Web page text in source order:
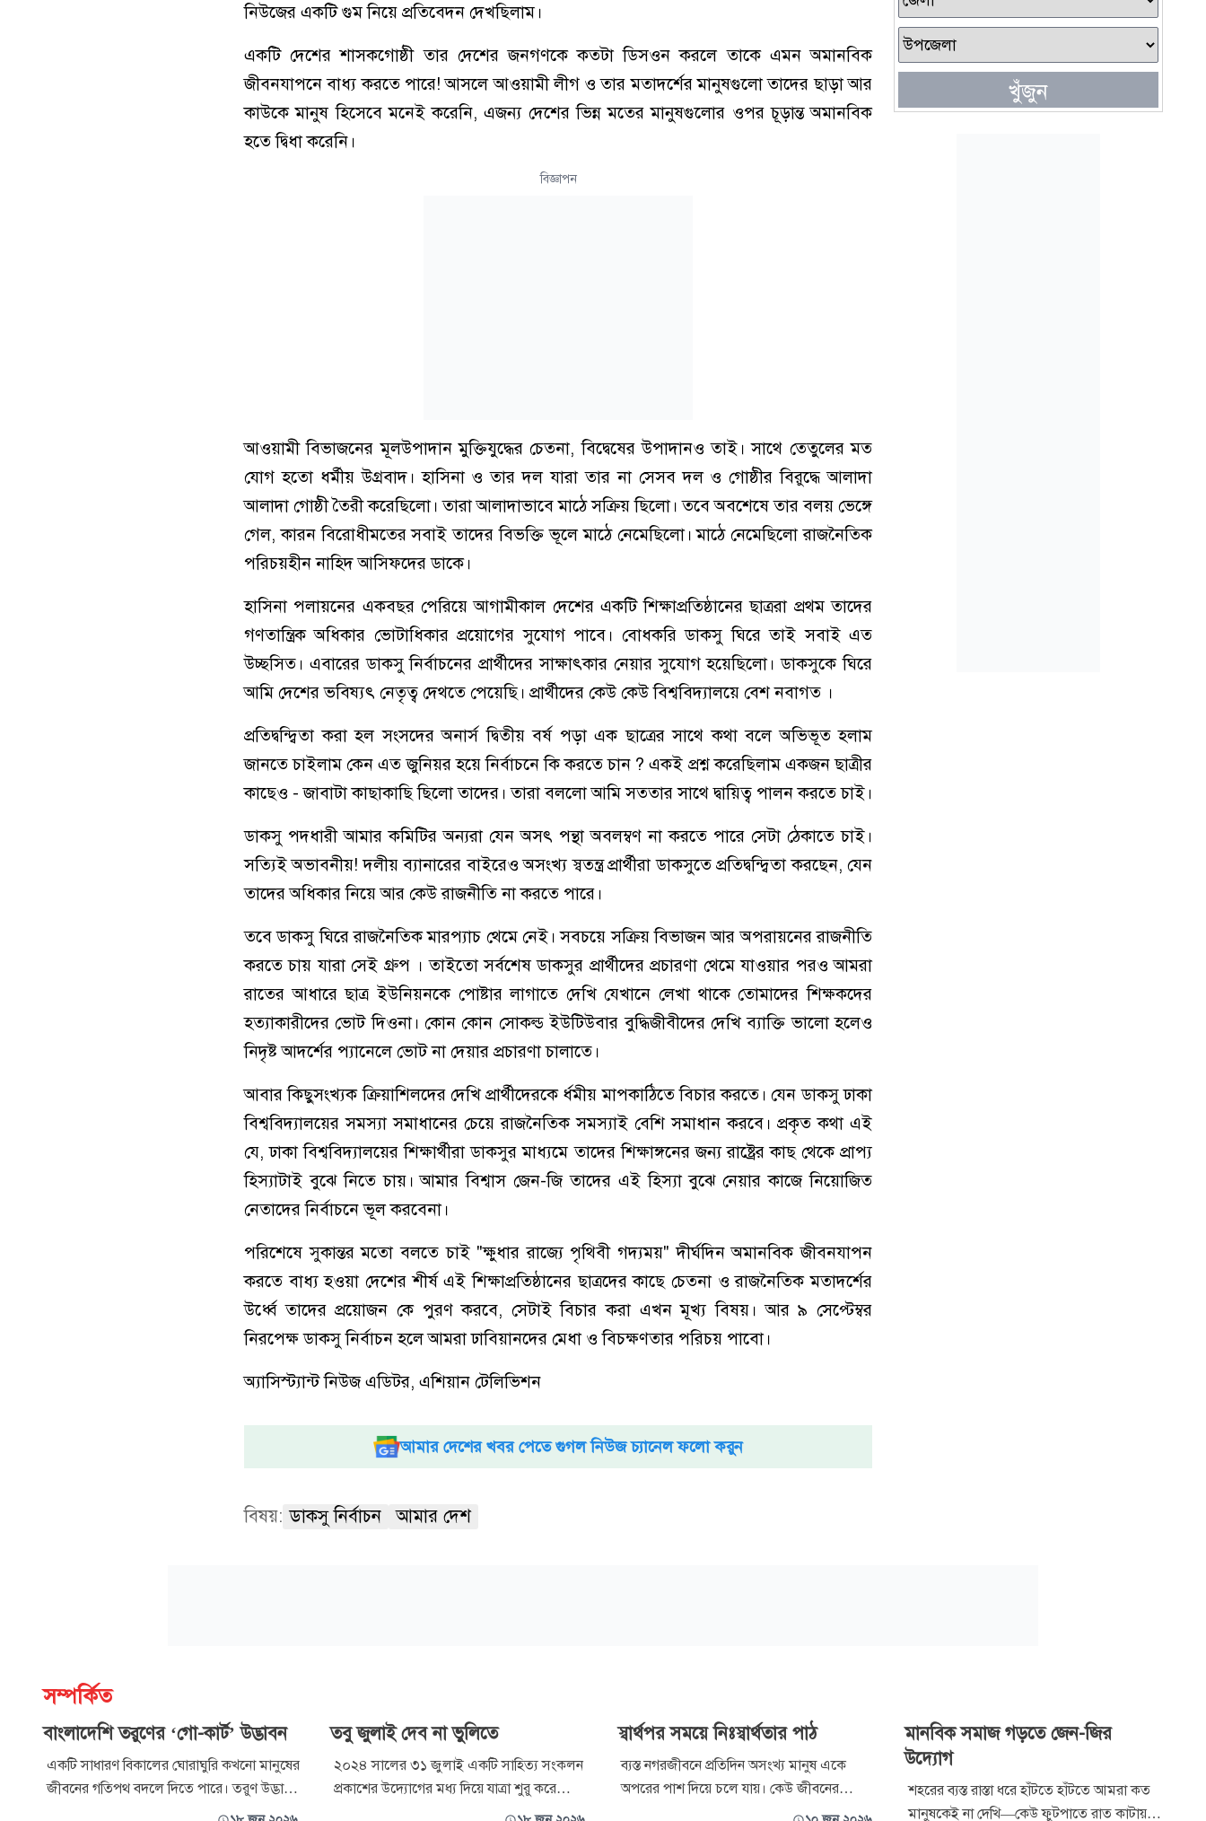
নিউজের একটি গুম নিয়ে প্রতিবেদন দেখছিলাম।
একটি দেশের শাসকগোষ্ঠী তার দেশের জনগণকে কতটা ডিসওন করলে তাকে এমন অমানবিক
জীবনযাপনে বাধ্য করতে পারে! আসলে আওয়ামী লীগ ও তার মতাদর্শের মানুষগুলো তাদের ছাড়া আর
কাউকে মানুষ হিসেবে মনেই করেনি, এজন্য দেশের ভিন্ন মতের মানুষগুলোর ওপর চূড়ান্ত অমানবিক
হতে দ্বিধা করেনি।
বিজ্ঞাপন
আওয়ামী বিভাজনের মূলউপাদান মুক্তিযুদ্ধের চেতনা, বিদ্বেষের উপাদানও তাই। সাথে তেতুলের মত
যোগ হতো ধর্মীয় উগ্রবাদ। হাসিনা ও তার দল যারা তার না সেসব দল ও গোষ্ঠীর বিরুদ্ধে আলাদা
আলাদা গোষ্ঠী তৈরী করেছিলো। তারা আলাদাভাবে মাঠে সক্রিয় ছিলো। তবে অবশেষে তার বলয় ভেঙ্গে
গেল, কারন বিরোধীমতের সবাই তাদের বিভক্তি ভূলে মাঠে নেমেছিলো। মাঠে নেমেছিলো রাজনৈতিক
পরিচয়হীন নাহিদ আসিফদের ডাকে।
হাসিনা পলায়নের একবছর পেরিয়ে আগামীকাল দেশের একটি শিক্ষাপ্রতিষ্ঠানের ছাত্ররা প্রথম তাদের
গণতান্ত্রিক অধিকার ভোটাধিকার প্রয়োগের সুযোগ পাবে। বোধকরি ডাকসু ঘিরে তাই সবাই এত
উচ্ছসিত। এবারের ডাকসু নির্বাচনের প্রার্থীদের সাক্ষাৎকার নেয়ার সুযোগ হয়েছিলো। ডাকসুকে ঘিরে
আমি দেশের ভবিষ্যৎ নেতৃত্ব দেথতে পেয়েছি। প্রার্থীদের কেউ কেউ বিশ্ববিদ্যালয়ে বেশ নবাগত ।
প্রতিদ্বন্দ্বিতা করা হল সংসদের অনার্স দ্বিতীয় বর্ষ পড়া এক ছাত্রের সাথে কথা বলে অভিভূত হলাম
জানতে চাইলাম কেন এত জুনিয়র হয়ে নির্বাচনে কি করতে চান ? একই প্রশ্ন করেছিলাম একজন ছাত্রীর
কাছেও - জাবাটা কাছাকাছি ছিলো তাদের। তারা বললো আমি সততার সাথে দ্বায়িত্ব পালন করতে চাই।
ডাকসু পদধারী আমার কমিটির অন্যরা যেন অসৎ পন্থা অবলম্বণ না করতে পারে সেটা ঠেকাতে চাই।
সত্যিই অভাবনীয়! দলীয় ব্যানারের বাইরেও অসংখ্য স্বতন্ত্র প্রার্থীরা ডাকসুতে প্রতিদ্বন্দ্বিতা করছেন, যেন
তাদের অধিকার নিয়ে আর কেউ রাজনীতি না করতে পারে।
তবে ডাকসু ঘিরে রাজনৈতিক মারপ্যাচ থেমে নেই। সবচয়ে সক্রিয় বিভাজন আর অপরায়নের রাজনীতি
করতে চায় যারা সেই গ্রুপ । তাইতো সর্বশেষ ডাকসুর প্রার্থীদের প্রচারণা থেমে যাওয়ার পরও আমরা
রাতের আধারে ছাত্র ইউনিয়নকে পোষ্টার লাগাতে দেখি যেখানে লেখা থাকে তোমাদের শিক্ষকদের
হত্যাকারীদের ভোট দিওনা। কোন কোন সোকল্ড ইউটিউবার বুদ্ধিজীবীদের দেখি ব্যাক্তি ভালো হলেও
নিদৃষ্ট আদর্শের প্যানেলে ভোট না দেয়ার প্রচারণা চালাতে।
আবার কিছুসংখ্যক ক্রিয়াশিলদের দেখি প্রার্থীদেরকে র্ধমীয় মাপকাঠিতে বিচার করতে। যেন ডাকসু ঢাকা
বিশ্ববিদ্যালয়ের সমস্যা সমাধানের চেয়ে রাজনৈতিক সমস্যাই বেশি সমাধান করবে। প্রকৃত কথা এই
যে, ঢাকা বিশ্ববিদ্যালয়ের শিক্ষার্থীরা ডাকসুর মাধ্যমে তাদের শিক্ষাঙ্গনের জন্য রাষ্ট্রের কাছ থেকে প্রাপ্য
হিস্যাটাই বুঝে নিতে চায়। আমার বিশ্বাস জেন-জি তাদের এই হিস্যা বুঝে নেয়ার কাজে নিয়োজিত
নেতাদের নির্বাচনে ভূল করবেনা।
পরিশেষে সুকান্তর মতো বলতে চাই "ক্ষুধার রাজ্যে পৃথিবী গদ্যময়" দীর্ঘদিন অমানবিক জীবনযাপন
করতে বাধ্য হওয়া দেশের শীর্ষ এই শিক্ষাপ্রতিষ্ঠানের ছাত্রদের কাছে চেতনা ও রাজনৈতিক মতাদর্শের
উর্ধ্বে তাদের প্রয়োজন কে পুরণ করবে, সেটাই বিচার করা এখন মূখ্য বিষয়। আর ৯ সেপ্টেম্বর
নিরপেক্ষ ডাকসু নির্বাচন হলে আমরা ঢাবিয়ানদের মেধা ও বিচক্ষণতার পরিচয় পাবো।
অ্যাসিস্ট্যান্ট নিউজ এডিটর, এশিয়ান টেলিভিশন
আমার দেশের খবর পেতে গুগল নিউজ চ্যানেল ফলো করুন
বিষয়: ডাকসু নির্বাচন আমার দেশ
খুঁজুন
সম্পর্কিত
বাংলাদেশি তরুণের ‘গো-কার্ট’ উদ্ভাবন
একটি সাধারণ বিকালের ঘোরাঘুরি কখনো মানুষের
জীবনের গতিপথ বদলে দিতে পারে। তরুণ উদ্ভাবক
রেজওয়ান রশীদের জীবনেও এমনই এক মুহূর্ত
তবু জুলাই দেব না ভুলিতে
২০২৪ সালের ৩১ জুলাই একটি সাহিত্য সংকলন
প্রকাশের উদ্যোগের মধ্য দিয়ে যাত্রা শুরু করে
টেলস অব জুলাই। শুরুতে পরিকল্পনা ছিল শুধু
স্বার্থপর সময়ে নিঃস্বার্থতার পাঠ
ব্যস্ত নগরজীবনে প্রতিদিন অসংখ্য মানুষ একে
অপরের পাশ দিয়ে চলে যায়। কেউ জীবনের
প্রতিযোগিতায় এগিয়ে যাওয়ার চিন্তায় ব্যস্ত, কেউ
মানবিক সমাজ গড়তে জেন-জির
উদ্যোগ
শহরের ব্যস্ত রাস্তা ধরে হাঁটতে হাঁটতে আমরা কত
মানুষকেই না দেখি—কেউ ফুটপাতে রাত কাটায়,